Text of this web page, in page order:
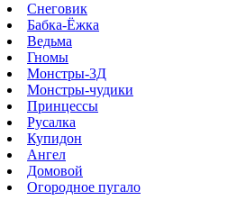
Снеговик
Бабка-Ёжка
Ведьма
Гномы
Монстры-3Д
Монстры-чудики
Принцессы
Русалка
Купидон
Ангел
Домовой
Огородное пугало